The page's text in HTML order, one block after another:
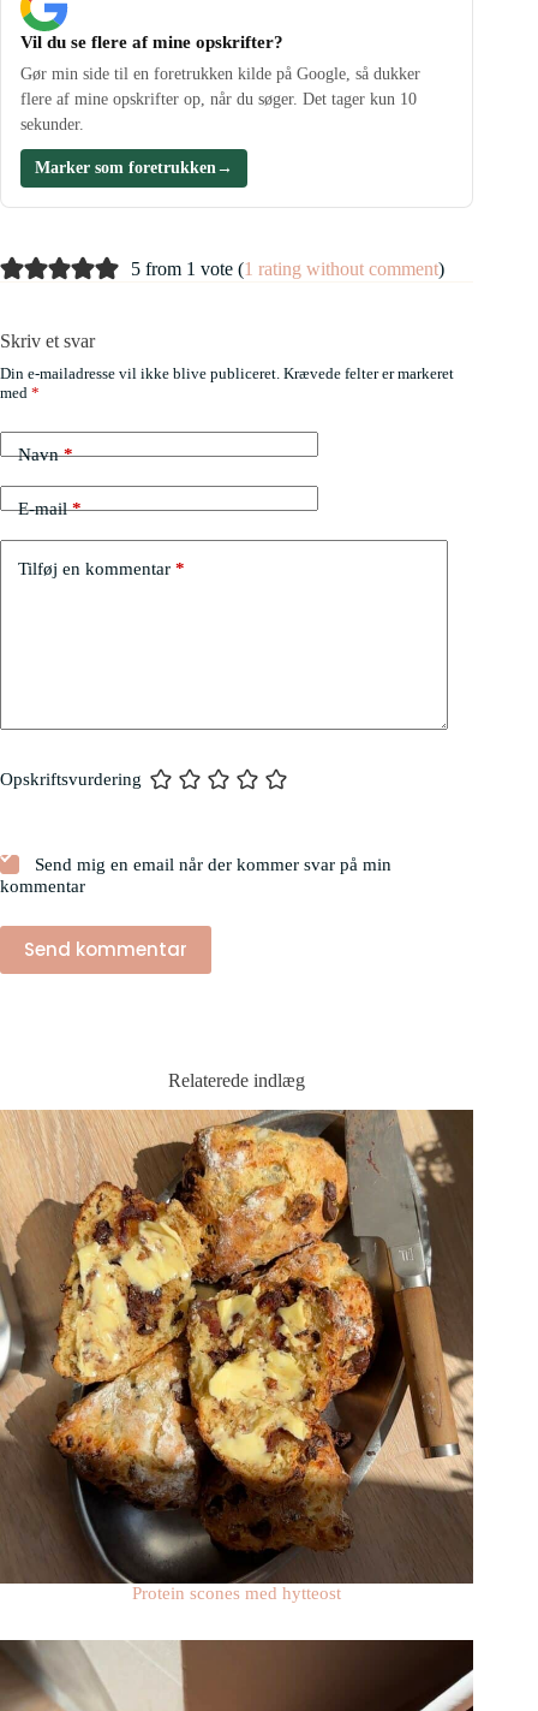
Vil du se flere af mine opskrifter?
Gør min side til en foretrukken kilde på Google, så dukker
flere af mine opskrifter op, når du søger. Det tager kun 10
sekunder.
Marker som foretrukken →
5 from 1 vote (1 rating without comment)
Skriv et svar
Din e-mailadresse vil ikke blive publiceret. Krævede felter er markeret
med *
Navn*
E-mail*
Tilføj en kommentar *
Opskriftsvurdering
Send mig en email når der kommer svar på min
kommentar
Send kommentar
Relaterede indlæg
Protein scones med hytteost